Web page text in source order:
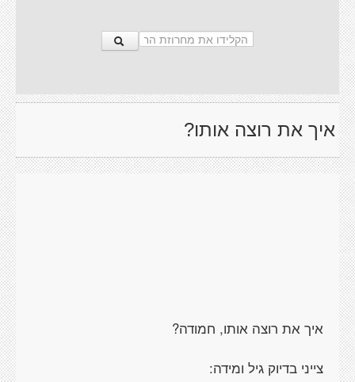
איך את רוצה אותו?
איך את רוצה אותו, חמודה?
צייני בדיוק גיל ומידה: